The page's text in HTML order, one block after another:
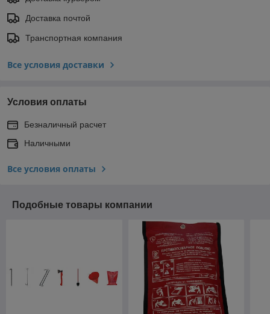
Доставка почтой
Транспортная компания
Все условия доставки
Условия оплаты
Безналичный расчет
Наличными
Все условия оплаты
Подобные товары компании